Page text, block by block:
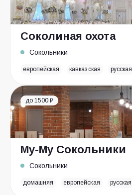
Соколиная охота
Сокольники
европейская кавказская русская
до 1500 ₽
Му-Му Сокольники
Сокольники
домашняя европейская русская